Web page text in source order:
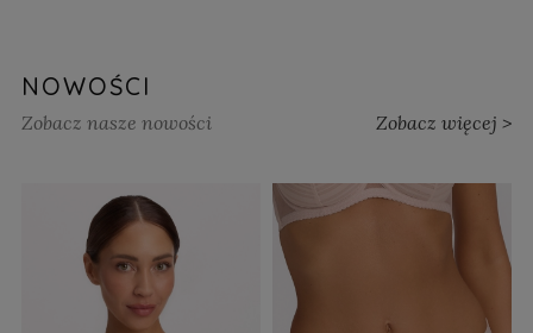
NOWOŚCI
Zobacz nasze nowości Zobacz więcej >